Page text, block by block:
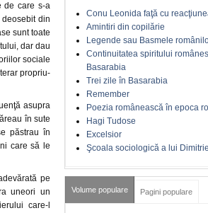
de care s-a
din
sunt toate
dar dau
sociale
propriu-
asupra
în sute
păstrau în
care să le
pe
uneori un
care-l
Conu Leonida faţă cu
Amintiri din copilărie
Legende sau Basmele
Continuitatea spiritului
Basarabia
Trei zile în Basarabia
Remember
Poezia românească în epoca
Hagi Tudose
Excelsior
Şcoala sociologică a lui
Volume populare Pagini populare